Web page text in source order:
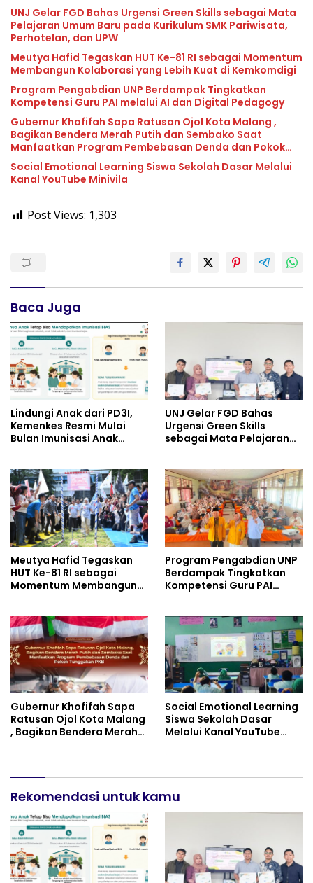
UNJ Gelar FGD Bahas Urgensi Green Skills sebagai Mata
Pelajaran Umum Baru pada Kurikulum SMK Pariwisata,
Perhotelan, dan UPW
Meutya Hafid Tegaskan HUT Ke-81 RI sebagai Momentum
Membangun Kolaborasi yang Lebih Kuat di Kemkomdigi
Program Pengabdian UNP Berdampak Tingkatkan
Kompetensi Guru PAI melalui AI dan Digital Pedagogy
Gubernur Khofifah Sapa Ratusan Ojol Kota Malang ,
Bagikan Bendera Merah Putih dan Sembako Saat
Manfaatkan Program Pembebasan Denda dan Pokok
Tunggakan PKB
Social Emotional Learning Siswa Sekolah Dasar Melalui
Kanal YouTube Minivila
Post Views: 1,303
Baca Juga
Lindungi Anak dari PD3I,
Kemenkes Resmi Mulai
Bulan Imunisasi Anak
UNJ Gelar FGD Bahas
Urgensi Green Skills
sebagai Mata Pelajaran
Perhotelan, dan UPW
Meutya Hafid Tegaskan
HUT Ke-81 RI sebagai
Momentum Membangun
Program Pengabdian UNP
Berdampak Tingkatkan
Kompetensi Guru PAI
Gubernur Khofifah Sapa
Ratusan Ojol Kota Malang
, Bagikan Bendera Merah
Pokok Tunggakan PKB
Social Emotional Learning
Siswa Sekolah Dasar
Melalui Kanal YouTube
Rekomendasi untuk kamu